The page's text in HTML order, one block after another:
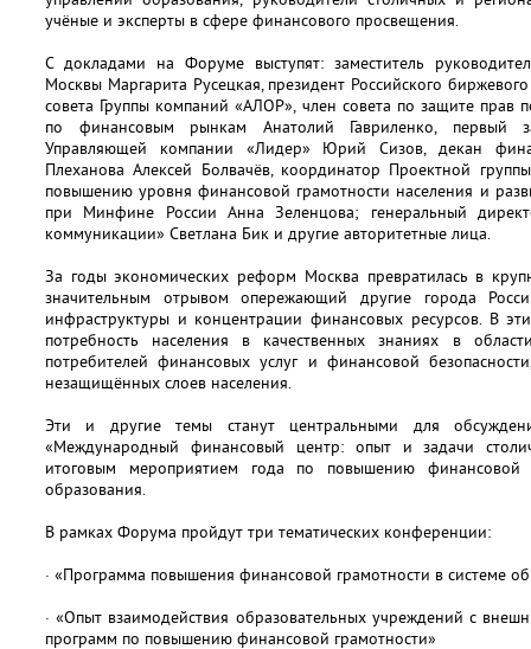
учёные и эксперты в сфере финансового просвещения.
С докладами на Форуме выступят: заместитель
Москвы Маргарита Русецкая, президент Российского
совета Группы компаний «АЛОР», член совета по защите прав
по финансовым рынкам Анатолий Гавриленко, первый
Управляющей компании «Лидер» Юрий Сизов, декан
Плеханова Алексей Болвачёв, координатор Проектной
повышению уровня финансовой грамотности населения и
при Минфине России Анна Зеленцова; генеральный
коммуникации» Светлана Бик и другие авторитетные лица.
За годы экономических реформ Москва превратилась в
значительным отрывом опережающий другие города
инфраструктуры и концентрации финансовых ресурсов. В
потребность населения в качественных знаниях в
потребителей финансовых услуг и финансовой
незащищённых слоев населения.
Эти и другие темы станут центральными для
«Международный финансовый центр: опыт и задачи
итоговым мероприятием года по повышению финансовой
образования.
В рамках Форума пройдут три тематических конференции:
· «Программа повышения финансовой грамотности в системе
· «Опыт взаимодействия образовательных учреждений с
программ по повышению финансовой грамотности»